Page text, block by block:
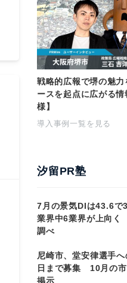
戦略的広報で堺の魅力
ースを起点に広がる
様】
導入事例一覧を見る
汐留PR塾
7月の景気DIは43.6
業界中6業界が上向
調べ
尼崎市、堂安律選手
日まで募集 10月の
掲示